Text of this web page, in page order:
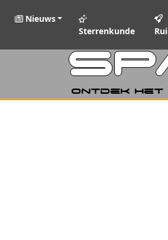
Nieuws
Sterrenkunde
Ontdek